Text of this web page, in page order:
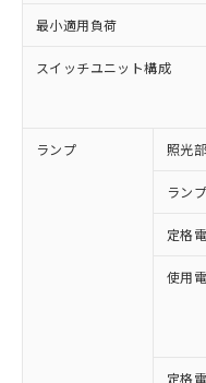
最小適用負荷
スイッチユニット構成
ランプ 照光
ラン
定格
使用
定格
対応済み：
非含有に対応